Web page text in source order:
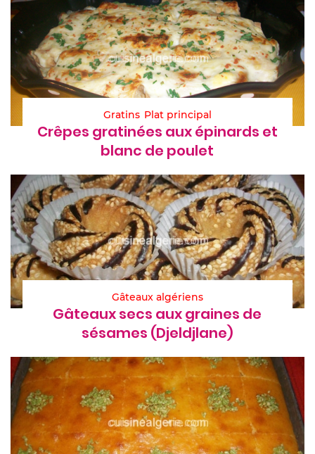
Gratins Plat principal
Crêpes gratinées aux épinards et
blanc de poulet
Gâteaux algériens
Gâteaux secs aux graines de
sésames (Djeldjlane)